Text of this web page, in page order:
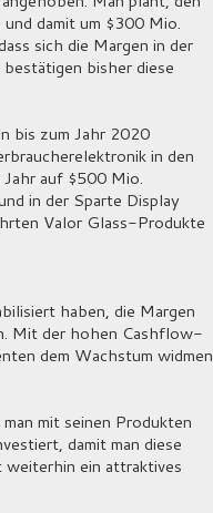
damit um $300 Mio.
sich die Margen in der
bisher diese
bis zum Jahr 2020
in den
auf $500 Mio.
in der Sparte Display
Valor Glass-Produkte
haben, die Margen
Mit der hohen Cashflow-
dem Wachstum widmen
mit seinen Produkten
damit man diese
ein attraktives